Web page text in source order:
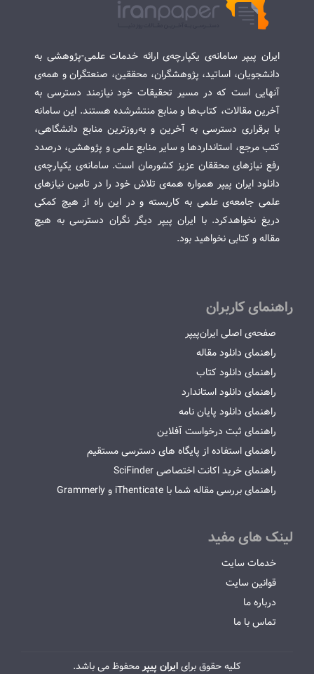
ایران پیپر سامانه‌ی یکپارچه‌ی ارائه خدمات علمی-پژوهشی به
دانشجویان، اساتید، پژوهشگران، محققین، صنعتگران و همه‌ی
آنهایی است که در مسیر تحقیقات خود نیازمند دسترسی به
آخرین مقالات، کتاب‌ها و منابع منتشرشده هستند. این سامانه
با برقراری دسترسی به آخرین و به‌روزترین منابع دانشگاهی،
کتب مرجع، استانداردها و سایر منابع علمی و پژوهشی، درصدد
رفع نیازهای محققان عزیز کشورمان است. سامانه‌ی یکپارچه‌ی
دانلود ایران پیپر همواره همه‌ی تلاش خود را در تامین نیازهای
علمی جامعه‌ی علمی به کاربسته و در این راه از هیچ کمکی
دریغ نخواهدکرد. با ایران پیپر دیگر نگران دسترسی به هیچ
مقاله و کتابی نخواهید بود.
راهنمای کاربران
صفحه‌ی اصلی ایران‌پیپر
راهنمای دانلود مقاله
راهنمای دانلود کتاب
راهنمای دانلود استاندارد
راهنمای دانلود پایان نامه
راهنمای ثبت درخواست آفلاین
راهنمای استفاده از پایگاه های دسترسی مستقیم
راهنمای خرید اکانت اختصاصی SciFinder
راهنمای بررسی مقاله شما با iThenticate و Grammerly
لینک های مفید
خدمات سایت
قوانین سایت
درباره ما
تماس با ما
کلیه حقوق برایایران پیپرمحفوظ می باشد.